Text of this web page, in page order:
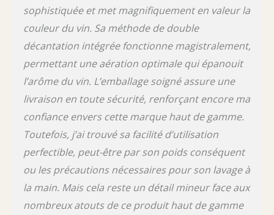
sophistiquée et met magnifiquement en valeur la
couleur du vin. Sa méthode de double
décantation intégrée fonctionne magistralement,
permettant une aération optimale qui épanouit
l’arôme du vin. L’emballage soigné assure une
livraison en toute sécurité, renforçant encore ma
confiance envers cette marque haut de gamme.
Toutefois, j’ai trouvé sa facilité d’utilisation
perfectible, peut-être par son poids conséquent
ou les précautions nécessaires pour son lavage à
la main. Mais cela reste un détail mineur face aux
nombreux atouts de ce produit haut de gamme